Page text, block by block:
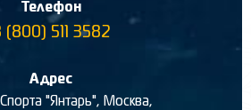
Телефон
(800) 511 3582
Адрес
"Янтарь", Москва,